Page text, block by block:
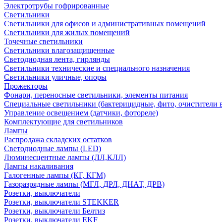
Электротрубы гофрированные
Светильники
Светильники для офисов и административных помещений
Светильники для жилых помещений
Точечные светильники
Светильники влагозащищенные
Светодиодная лента, гирлянды
Светильники технические и специального назначения
Светильники уличные, опоры
Прожекторы
Фонари, переносные светильники, элементы питания
Специальные светильники (бактерицидные, фито, очистители
Управление освещением (датчики, фотореле)
Комплектующие для светильников
Лампы
Распродажа складских остатков
Светодиодные лампы (LED)
Люминесцентные лампы (ЛЛ,КЛЛ)
Лампы накаливания
Галогенные лампы (КГ, КГМ)
Газоразрядные лампы (МГЛ, ДРЛ, ДНАТ, ДРВ)
Розетки, выключатели
Розетки, выключатели STEKKER
Розетки, выключатели Белтиз
Розетки, выключатели EKF